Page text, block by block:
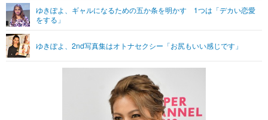
グラビア
ショッピング その他
その他
プッシュ通知の停止方法
ゆきぽよ、ギャルになるための五か条を明かす 1つは「デカい恋愛
をする」
ゆきぽよ、2nd写真集はオトナセクシー「お尻もいい感じです」